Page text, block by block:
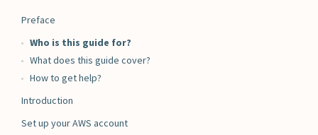
Preface
Who is this guide for?
What does this guide cover?
How to get help?
Introduction
Set up your AWS account